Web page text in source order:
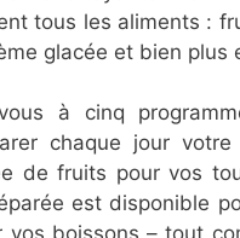
tous les aliments :
glacée et bien plus
à cinq
chaque jour
de fruits pour vos
est disponible